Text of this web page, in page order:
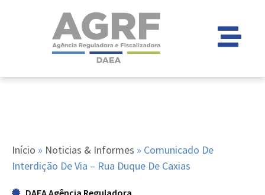
Início » Noticias & Informes » Comunicado De
Interdição De Via – Rua Duque De Caxias
DAEA Agência Reguladora